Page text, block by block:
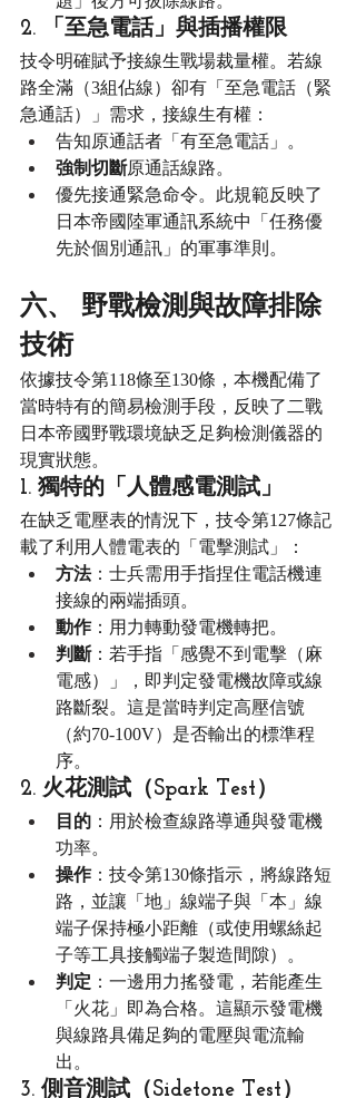
2. 「至急電話」與插播權限
技令明確賦予接線生戰場裁量權。若線
路全滿（3組佔線）卻有「至急電話（緊
急通話）」需求，接線生有權：
告知原通話者「有至急電話」。
強制切斷原通話線路。
優先接通緊急命令。此規範反映了
日本帝國陸軍通訊系統中「任務優
先於個別通訊」的軍事準則。
六、 野戰檢測與故障排除
技術
依據技令第118條至130條，本機配備了
當時特有的簡易檢測手段，反映了二戰
日本帝國野戰環境缺乏足夠檢測儀器的
現實狀態。
1. 獨特的「人體感電測試」
在缺乏電壓表的情況下，技令第127條記
載了利用人體電表的「電擊測試」：
方法：士兵需用手指捏住電話機連
接線的兩端插頭。
動作：用力轉動發電機轉把。
判斷：若手指「感覺不到電擊（麻
電感）」，即判定發電機故障或線
路斷裂。這是當時判定高壓信號
（約70-100V）是否輸出的標準程
序。
2. 火花測試（Spark Test）
目的 ：用於檢查線路導通與發電機
功率。
操作：技令第130條指示，將線路短
路，並讓「地」線端子與「本」線
端子保持極小距離（或使用螺絲起
子等工具接觸端子製造間隙）。
判定 ：一邊用力搖發電，若能產生
「火花」即為合格。這顯示發電機
與線路具備足夠的電壓與電流輸
出。
3. 側音測試（Sidetone Test）